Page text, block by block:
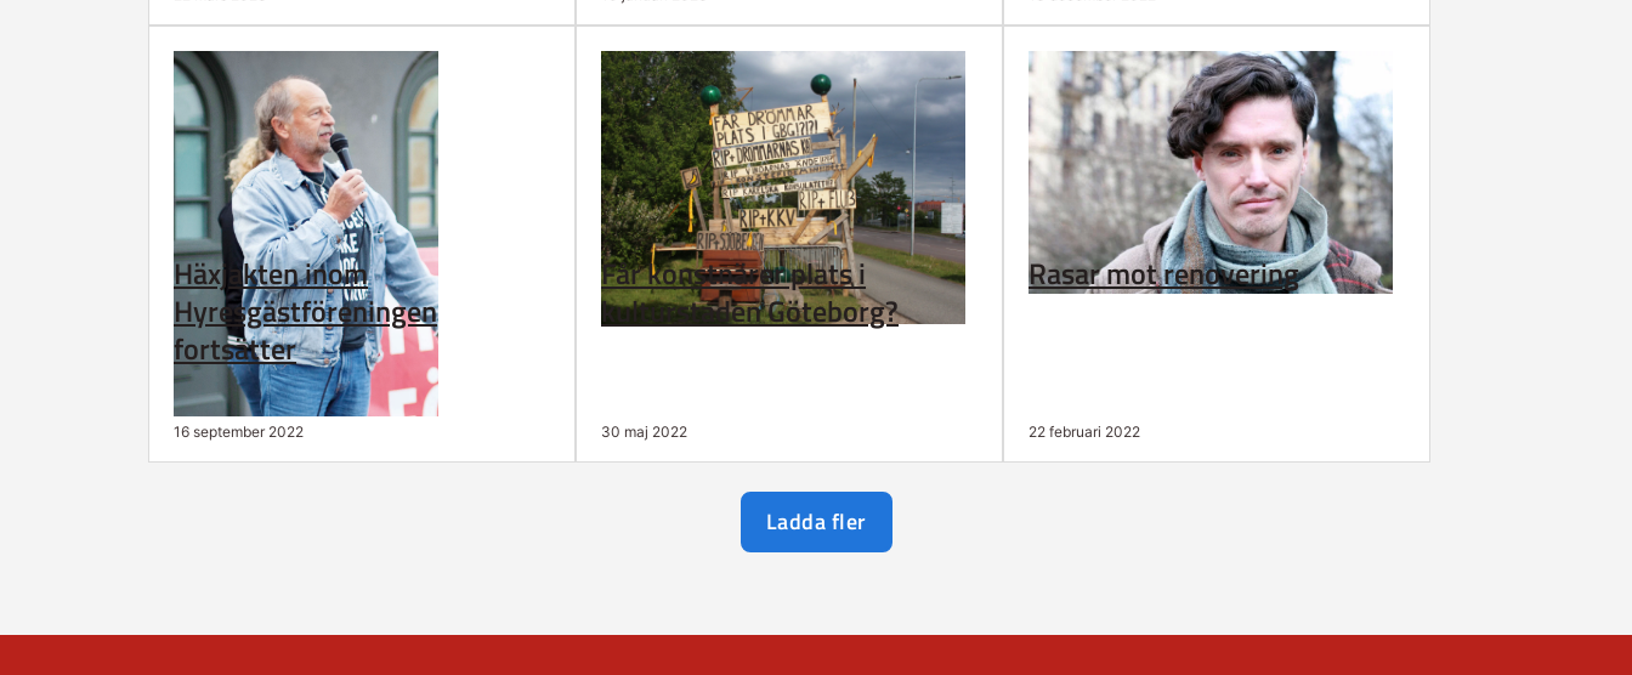
Häxjakten inom
Hyresgästföreningen
fortsätter
16 september 2022
Får konstnärer plats i
kulturstaden Göteborg?
30 maj 2022
Rasar mot renovering
22 februari 2022
Ladda fler